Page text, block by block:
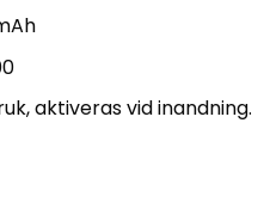
aktiveras vid inandning.